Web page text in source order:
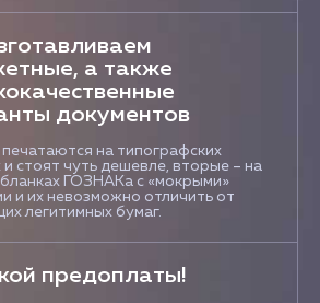
а также
документов
печатаются на типографских
и стоят чуть дешевле, вторые – на
ГОЗНАКа с «мокрыми»
и их невозможно отличить от
легитимных бумаг.
предоплаты!